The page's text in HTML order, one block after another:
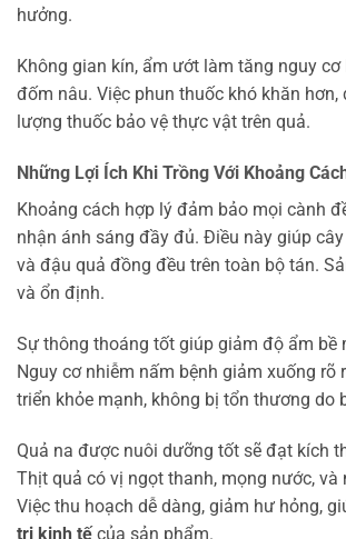
hưởng.
Không gian kín, ẩm ướt làm tăng nguy
đốm nâu. Việc phun thuốc khó khăn hơn,
lượng thuốc bảo vệ thực vật trên quả.
Những Lợi Ích Khi Trồng Với Khoảng
Khoảng cách hợp lý đảm bảo mọi cành
nhận ánh sáng đầy đủ. Điều này giúp
và đậu quả đồng đều trên toàn bộ tán.
và ổn định.
Sự thông thoáng tốt giúp giảm độ ẩm bề
Nguy cơ nhiễm nấm bệnh giảm xuống rõ
triển khỏe mạnh, không bị tổn thương do
Quả na được nuôi dưỡng tốt sẽ đạt kích
Thịt quả có vị ngọt thanh, mọng nước, và
Việc thu hoạch dễ dàng, giảm hư hỏng,
trị kinh tếcủa sản phẩm.